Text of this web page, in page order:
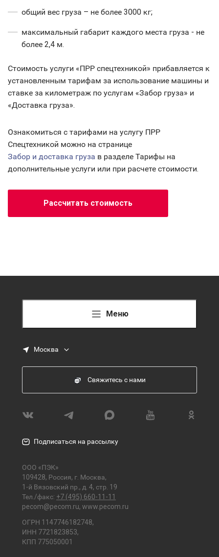
общий вес груза – не более 3000 кг;
максимальный габарит каждого места груза - не
более 2,4 м.
Стоимость услуги «ПРР спецтехникой» прибавляется к
установленным тарифам за использование машины и
ставке за километраж по услугам «Забор груза» и
«Доставка груза».
Ознакомиться с тарифами на услугу ПРР
Спецтехникой можно на странице
Забор и доставка груза в разделе Тарифы на
дополнительные услуги или при расчете стоимости.
Рассчитать стоимость
Меню
Москва
Свяжитесь с нами
Подписаться на рассылку
ООО «ПЭК»
109428, Россия, г. Москва,
1-й Вязовский пр., д. 4, стр. 19
Тел./факс: +7 (495) 660-11-11
pecom@pecom.ru, www.pecom.ru
ОГРН 1147746182748,
ИНН 7721823853,
КПП 775050001